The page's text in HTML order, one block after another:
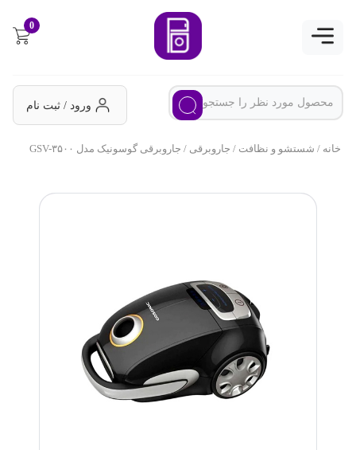
0
ورود / ثبت نام
خانه/ شستشو و نظافت/ جاروبرقی/ جاروبرقی گوسونیک مدل GSV-۳۵۰۰